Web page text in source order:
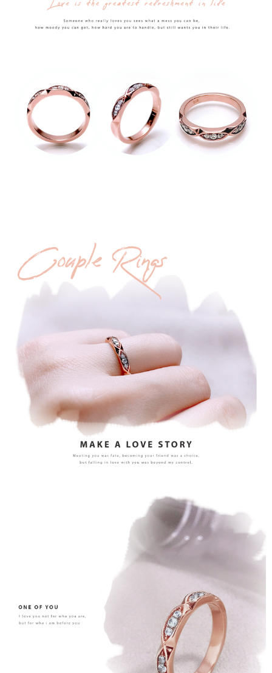
請求用戶進行身份認證。
５．嚴禁一人註冊多個帳號或使用他人資訊註冊。若發現惡意使用之情形，
每筆NT$90
國家/地區配送